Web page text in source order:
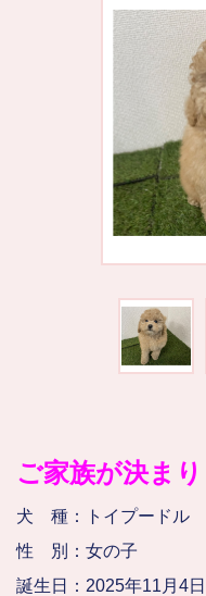
ご家族が決まり
犬　種：トイプードル
性　別：女の子
誕生日：2025年11月4日